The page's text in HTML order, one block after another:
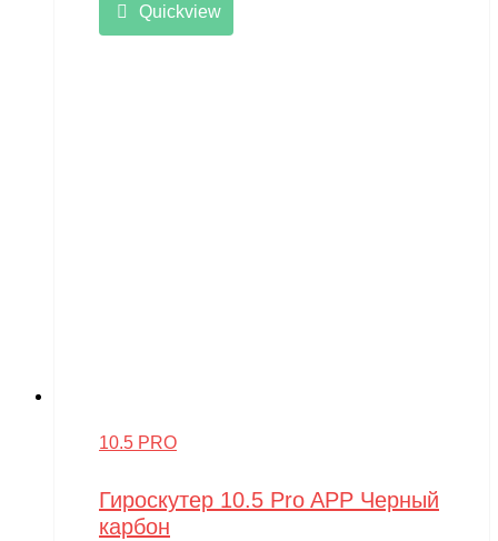
Quickview
10.5 PRO
Гироскутер 10.5 Pro APP Черный
карбон